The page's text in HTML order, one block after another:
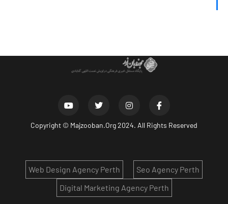
Copyright © Majzooban.Org2024. All Rights Reserved
Seo Agency Perth
Web Design Agency Perth
Digital Marketing Agency Perth